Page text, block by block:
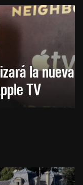
la nueva
TV